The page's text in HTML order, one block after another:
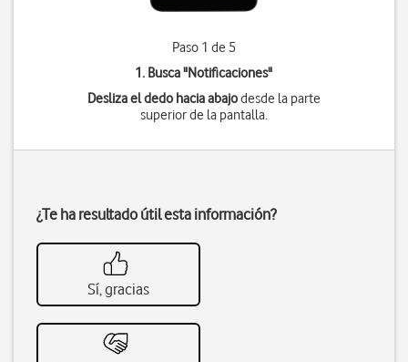
Paso 1 de 5
1. Busca "Notificaciones"
Desliza el dedo hacia abajodesde la parte
superior de la pantalla.
¿Te ha resultado útil esta información?
Sí, gracias